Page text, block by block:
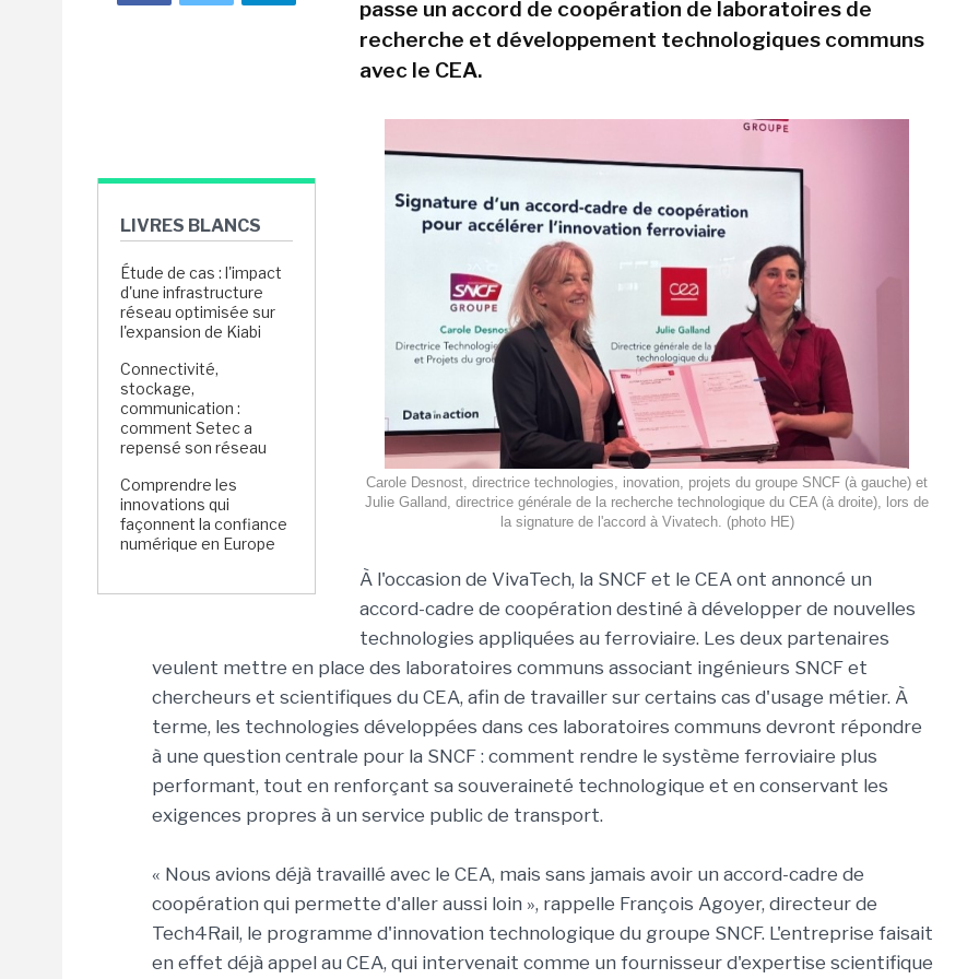
LIVRES BLANCS
Étude de cas : l'impact
d'une infrastructure
réseau optimisée sur
l'expansion de Kiabi
Connectivité,
stockage,
communication :
comment Setec a
repensé son réseau
Comprendre les
innovations qui
façonnent la confiance
numérique en Europe
passe un accord de coopération de laboratoires de
recherche et développement technologiques communs
avec le CEA.
Carole Desnost, directrice technologies, inovation, projets du groupe SNCF (à gauche) et
Julie Galland, directrice générale de la recherche technologique du CEA (à droite), lors de
la signature de l'accord à Vivatech. (photo HE)
À l'occasion de VivaTech, la SNCF et le CEA ont annoncé un
accord-cadre de coopération destiné à développer de nouvelles
technologies appliquées au ferroviaire. Les deux partenaires
veulent mettre en place des laboratoires communs associant ingénieurs SNCF et
chercheurs et scientifiques du CEA, afin de travailler sur certains cas d'usage métier. À
terme, les technologies développées dans ces laboratoires communs devront répondre
à une question centrale pour la SNCF : comment rendre le système ferroviaire plus
performant, tout en renforçant sa souveraineté technologique et en conservant les
exigences propres à un service public de transport.
« Nous avions déjà travaillé avec le CEA, mais sans jamais avoir un accord-cadre de
coopération qui permette d'aller aussi loin », rappelle François Agoyer, directeur de
Tech4Rail, le programme d'innovation technologique du groupe SNCF. L'entreprise faisait
en effet déjà appel au CEA, qui intervenait comme un fournisseur d'expertise scientifique